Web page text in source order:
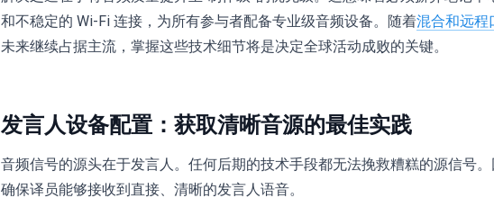
和不稳定的 Wi-Fi 连接，为所有参与者配备专业级音频设备。随着混合和远程
未来继续占据主流，掌握这些技术细节将是决定全球活动成败的关键。
发言人设备配置：获取清晰音源的最佳实践
音频信号的源头在于发言人。任何后期的技术手段都无法挽救糟糕的源信号
确保译员能够接收到直接、清晰的发言人语音。